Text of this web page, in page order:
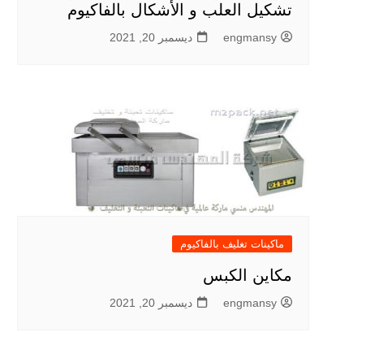
تشكيل العلب و الأشكال بالفاكيوم
engmansy ديسمبر 20, 2021
ماكينات تغليف بالفاكيوم
مكاين الكبس
engmansy ديسمبر 20, 2021